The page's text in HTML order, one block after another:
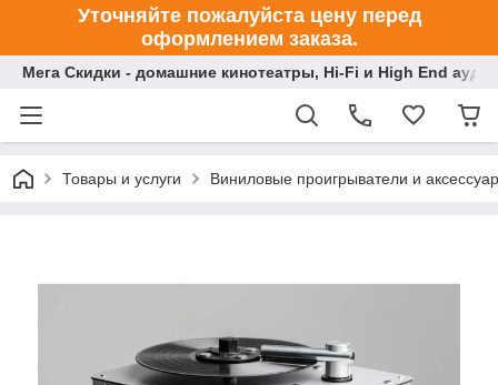
Уточняйте пожалуйста цену перед
оформлением заказа.
Мега Скидки - домашние кинотеатры, Hi-Fi и High End
Товары и услуги Виниловые проигрыватели и